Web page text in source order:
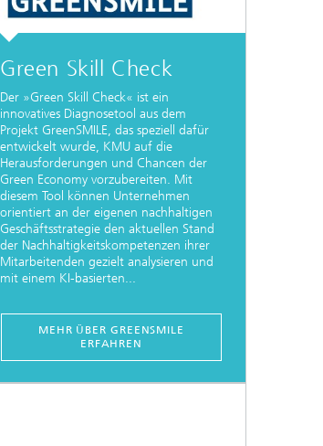
Green Skill Check
Der »Green Skill Check« ist ein
innovatives Diagnosetool aus dem
Projekt GreenSMILE, das speziell dafür
entwickelt wurde, KMU auf die
Herausforderungen und Chancen der
Green Economy vorzubereiten. Mit
diesem Tool können Unternehmen
orientiert an der eigenen nachhaltigen
Geschäftsstrategie den aktuellen Stand
der Nachhaltigkeitskompetenzen ihrer
Mitarbeitenden gezielt analysieren und
mit einem KI-basierten...
MEHR ÜBER GREENSMILE
ERFAHREN